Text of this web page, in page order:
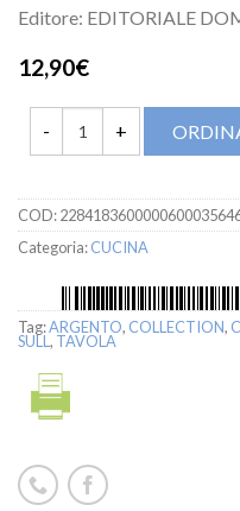
Editore: EDITORIALE
12,90€
COD:
Categoria:CUCINA
Tag:ARGENTO, COLLECTION,
SULL , TAVOLA